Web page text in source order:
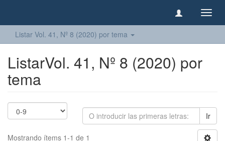
Listar Vol. 41, Nº 8 (2020) por tema
ListarVol. 41, Nº 8 (2020) por
tema
Ir
Mostrando ítems 1-1 de 1